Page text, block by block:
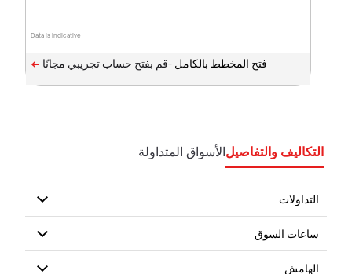
Data is indicative
فتح المخطط بالكامل -
التكاليف والتفاصيلالأسواق المتداولة